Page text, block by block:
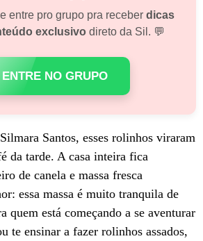
entre pro grupo pra receber dicas
exclusivodireto da Sil. 💬
ENTRE NO GRUPO
Santos, esses rolinhos viraram
da tarde. A casa inteira fica
de canela e massa fresca
essa massa é muito tranquila de
quem está começando a se aventurar
te ensinar a fazer rolinhos assados,